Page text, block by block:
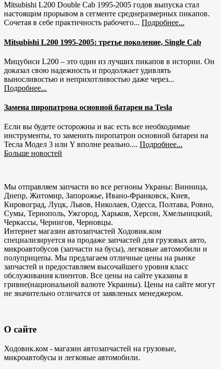
Mitsubishi L200 Double Cab 1995-2005 годов выпуска стал
настоящим прорывом в сегменте среднеразмерных пикапов.
Сочетая в себе практичность рабочего... Подробнее...
Mitsubishi L200 1995-2005: третье поколение, Single Cab
Мицубиси L200 – это один из лучших пикапов в истории. Он
доказал свою надежность и продолжает удивлять
выносливостью и неприхотливостью даже через...
Подробнее...
Замена пиропатрона основной батареи на Tesla
Если вы будете осторожны и вас есть все необходимые
инструменты, то заменить пиропатрон основной батареи на
Тесла Модел 3 или Y вполне реально.... Подробнее...
Больше новостей
Мы отправляем запчасти во все регионы Украны: Винница,
Днепр, Житомир, Запорожье, Ивано-Франковск, Киев,
Кировоград, Луцк, Львов, Николаев, Одесса, Полтава, Ровно,
Сумы, Тернополь, Ужгород, Харьков, Херсон, Хмельницкий,
Черкассы, Чернигов, Черновцы.
Интернет магазин автозапчастей Ходовик.ком
специализируется на продаже запчастей для грузовых авто,
микроавтобусов (запчасти на бусы), легковые автомобили и
полуприцепы. Мы предлагаем отличные цены на рынке
запчастей и предоставляем высочайшего уровня класс
обслуживания клиентов. Все цены на сайте указаны в
гривне(национальной валюте Украины). Цены на сайте могут
не значительно отличатся от заявленых менеджером.
О сайте
Ходовик.ком - магазин автозапчастей на грузовые,
микроавтобусы и легковые автомобили.